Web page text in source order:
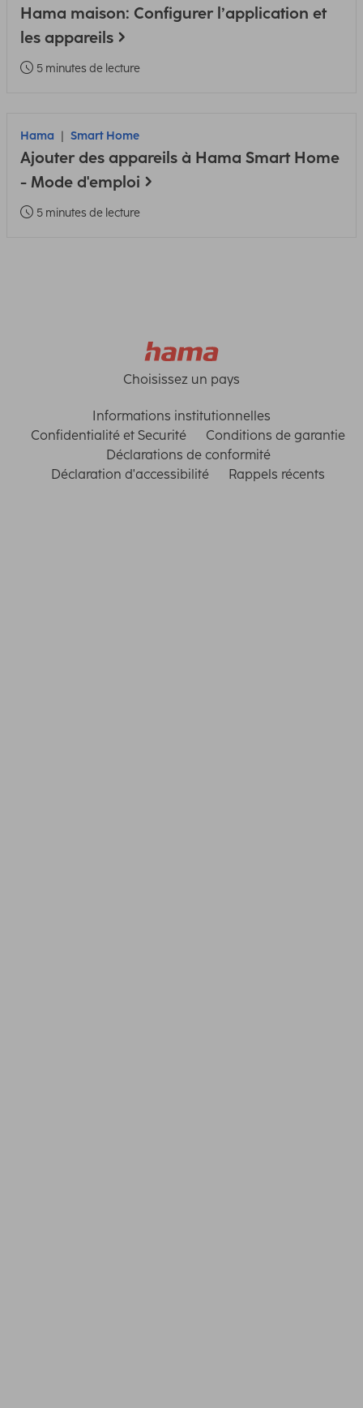
Hama maison: Configurer l’application et
les appareils
5 minutes de lecture
Hama Smart Home
Ajouter des appareils à Hama Smart Home
- Mode d'emploi
5 minutes de lecture
Choisissez un pays
Informations institutionnelles
Confidentialité et Securité
Conditions de garantie
Déclarations de conformité
Déclaration d'accessibilité
Rappels récents